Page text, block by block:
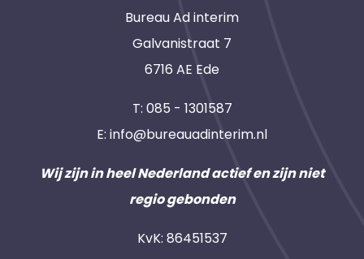
Bureau Ad interim
Galvanistraat 7
6716 AE Ede
T: 085 - 1301587
E: info@bureauadinterim.nl
Wij zijn in heel Nederland actief en zijn niet
regio gebonden
KvK: 86451537